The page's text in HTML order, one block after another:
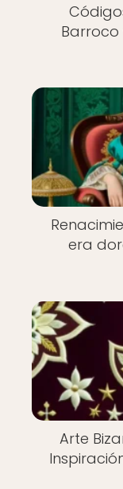
Barroco
era
Arte